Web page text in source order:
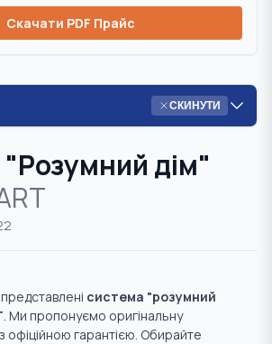
дім"
Скачати PDF Прайс
СКИНУТИ
дім"
система "розумний
. Ми пропонуємо оригінальну
офіційною гарантією. Обирайте